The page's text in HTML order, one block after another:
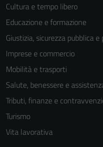
Cultura e tempo libero
Educazione e formazione
Giustizia, sicurezza pubblica
Imprese e commercio
Mobilità e trasporti
Salute, benessere e
Tributi, finanze e
Turismo
Vita lavorativa